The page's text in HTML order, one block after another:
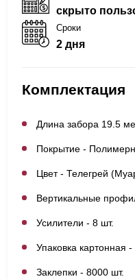
скрыто
Сроки
2 дня
Комплектация
Длина забора 19.5
Покрытие -
Цвет - Телегрей
Вертикальные
Усилители - 8 шт.
Упаковка картонная -
Заклепки - 8000 шт.